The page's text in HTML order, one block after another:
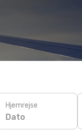
Hjemrejse
Dato